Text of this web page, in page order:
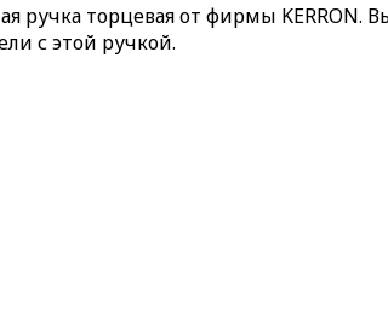
ручка торцевая от фирмы
с этой ручкой.